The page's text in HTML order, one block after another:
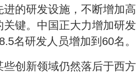
进的研发设施，不断增加
关键。中国正大力增加研
名研发人员增加到60名。
新领域仍然落后于西方